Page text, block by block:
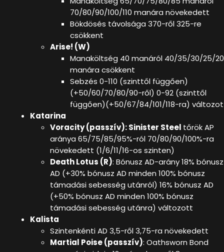
70/80/90/100/110 manára növekedett
Bökdösés távolsága 370-ről 325-re
csökkent
Arise! (W)
Manaköltség 40 manáról 40/35/30/25/20
manára csökkent
Sebzés 0-110 (szinttől függően)
(+50/60/70/80/90-ről) 0-92 (szinttől
függően)(+50/67/84/101/118-ra)
Katarina
Voracity (passzív): Sinister Steel tőrök AP
aránya 65/75/85/95%-ról 70/80/90/100%-ra
növekedett (1/6/11/16-os szinten)
Death Lotus (R): Bónusz AD-arány 18% bónusz
AD (+30% bónusz AD minden 100% bónusz
támadási sebesség utánról) 16% bónusz AD
(+50% bónusz AD minden 100% bónusz
támadási sebesség utánra) változott
Kalista
Szintenkénti AD 3,5-ről 3,75-ra növekedett
Martial Poise (passzív): Oathsworn Bond